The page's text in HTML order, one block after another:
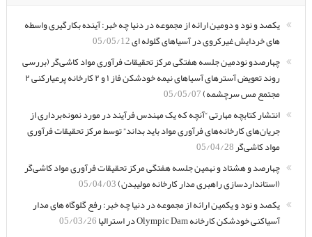
یکصد و نود و دومین ارائه از مجموعه در دنیا چه خبر: آینده بکارگیری واسطه
های خردایش غیرکروی در آسیاهای گلوله ای05/05/12
چهارصدو نودمین جلسه هفتگی مرکز تحقیقات فرآوری مواد کاشی‌گر (بررسی
روند تعویض آسترهای آسیاهای نیمه خودشکن فاز ۱ و ۲ کارخانه پرعیارکنی ۲
مجتمع مس سرچشمه)05/05/07
انتشار کتابچه مهارتی “آنچه که یک مهندس فرآیند در مورد نمونه‌برداری از
جریان‌های کارخانه‌های فرآوری مواد باید بداند” توسط مرکز تحقیقات فرآوری
مواد کاشی‌گر05/04/28
چهارصد و هشتاد و نهمین جلسه هفتگی مرکز تحقیقات فرآوری مواد کاشی‌گر
(استانداردسازی راهبری مدار کارخانه مولیبدن)05/04/03
یکصد و نود و یکمین ارائه از مجموعه در دنیا چه خبر: رفع گلوگاه های مدار
آسیاکنی خودشکن کارخانه Olympic Dam در استرالیا
05/03/26